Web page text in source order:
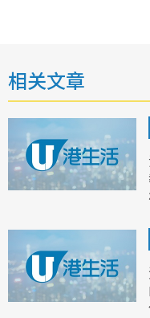
相关文章